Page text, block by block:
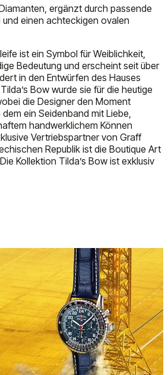
ergänzt durch passende
und einen achteckigen ovalen
ist ein Symbol für Weiblichkeit,
Bedeutung und erscheint seit über
in den Entwürfen des Hauses
Bow wurde sie für die heutige
die Designer den Moment
ein Seidenband mit Liebe,
handwerklichem Können
Vertriebspartner von Graff
Republik ist die Boutique Art
Kollektion Tilda’s Bow ist exklusiv